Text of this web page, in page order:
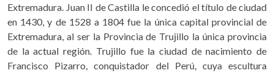
Extremadura. Juan II de Castilla le concedió el título de ciudad
en 1430, y de 1528 a 1804 fue la única capital provincial de
Extremadura, al ser la Provincia de Trujillo la única provincia
de la actual región. Trujillo fue la ciudad de nacimiento de
Francisco Pizarro, conquistador del Perú, cuya escultura